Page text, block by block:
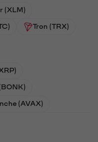
(XLM)
Tron (TRX)
(AVAX)